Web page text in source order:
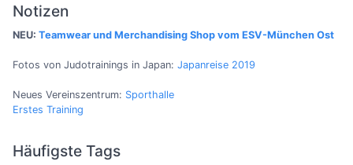
Notizen
NEU: Teamwear und Merchandising Shop vom ESV-München Ost
Fotos von Judotrainings in Japan: Japanreise 2019
Neues Vereinszentrum: Sporthalle
Erstes Training
Häufigste Tags